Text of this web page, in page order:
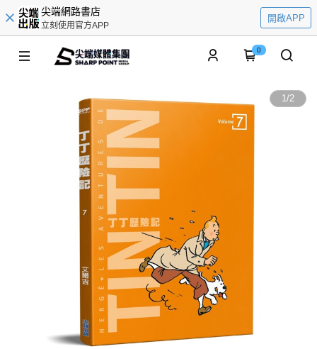
尖端網路書店
立刻使用官方APP
開啟APP
0
1/2